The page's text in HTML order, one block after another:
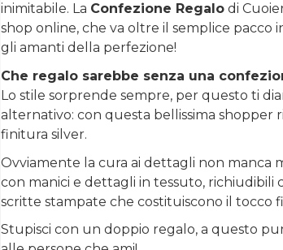
inimitabile. La Confezione Regalo di
shop online, che va oltre il semplice pacco
gli amanti della perfezione!
Che regalo sarebbe senza una
Lo stile sorprende sempre, per questo ti
alternativo: con questa bellissima shopper
finitura silver.
Ovviamente la cura ai dettagli non manca
con manici e dettagli in tessuto, richiudibili
scritte stampate che costituiscono il tocco
Stupisci con un doppio regalo, a questo